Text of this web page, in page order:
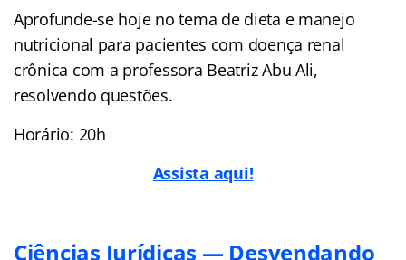
Aprofunde-se hoje no tema de dieta e manejo
nutricional para pacientes com doença renal
crônica com a professora Beatriz Abu Ali,
resolvendo questões.
Horário: 20h
Assista aqui!
Ciências Jurídicas — Desvendando